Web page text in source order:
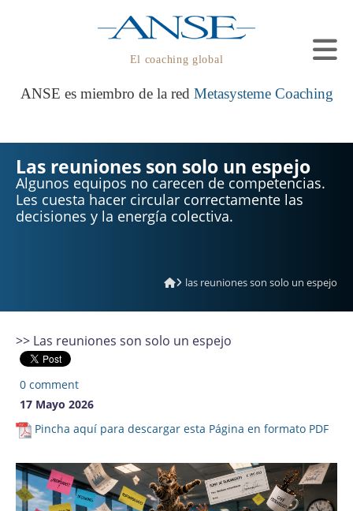
El coaching global
ANSE es miembro de la red Metasysteme Coaching
Las reuniones son solo un espejo
Algunos equipos no carecen de competencias.
Les cuesta hacer circular correctamente las
decisiones y la energía colectiva.
las reuniones son solo un espejo
>> Las reuniones son solo un espejo
0 comment
17 Mayo 2026
Pincha aquí para descargar esta Página en formato PDF